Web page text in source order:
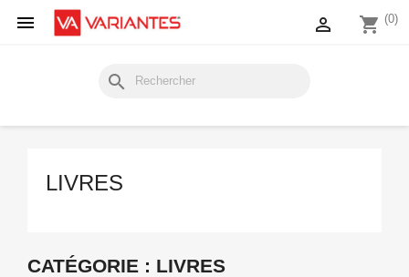
 shopping_cart (0)

search
LIVRES
CATÉGORIE : LIVRES